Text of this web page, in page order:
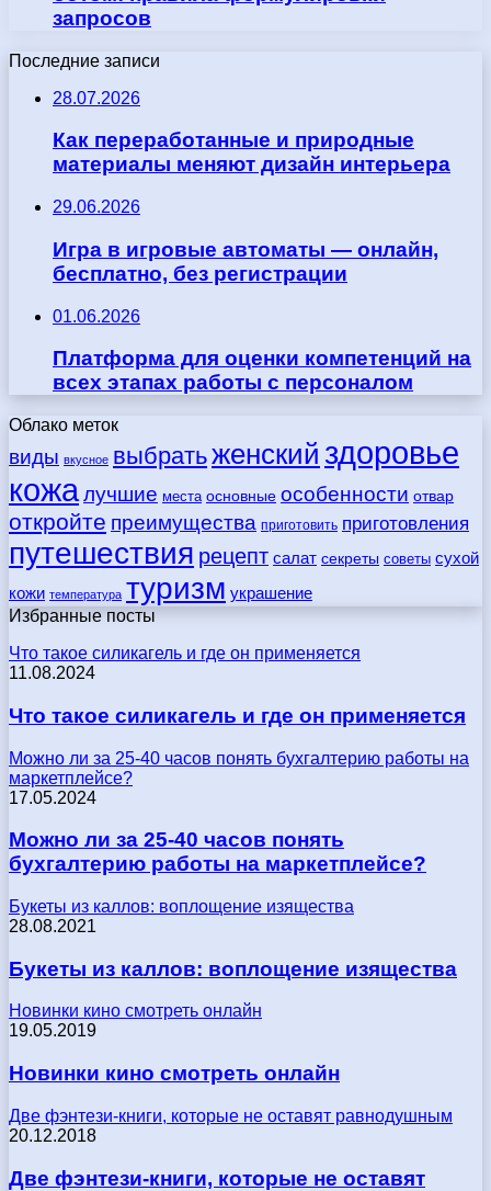
запросов
Последние записи
28.07.2026
Как переработанные и природные
материалы меняют дизайн интерьера
29.06.2026
Игра в игровые автоматы — онлайн,
бесплатно, без регистрации
01.06.2026
Платформа для оценки компетенций на
всех этапах работы с персоналом
Облако меток
виды вкусное выбратьженский здоровье
кожалучшие места основные особенности отвар
откройте преимущества приготовить приготовления
путешествия рецепт салат секреты советы сухой
кожи температура туризм украшение
Избранные посты
Что такое силикагель и где он применяется
11.08.2024
Что такое силикагель и где он применяется
Можно ли за 25-40 часов понять бухгалтерию работы на
маркетплейсе?
17.05.2024
Можно ли за 25-40 часов понять
бухгалтерию работы на маркетплейсе?
Букеты из каллов: воплощение изящества
28.08.2021
Букеты из каллов: воплощение изящества
Новинки кино смотреть онлайн
19.05.2019
Новинки кино смотреть онлайн
Две фэнтези-книги, которые не оставят равнодушным
20.12.2018
Две фэнтези-книги, которые не оставят